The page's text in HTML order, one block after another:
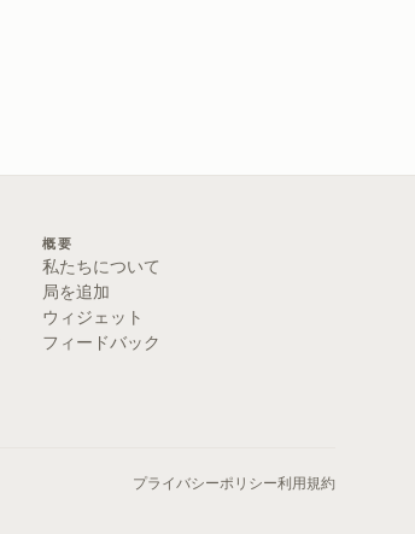
概要
私たちについて
局を追加
ウィジェット
フィードバック
プライバシーポリシー利用規約